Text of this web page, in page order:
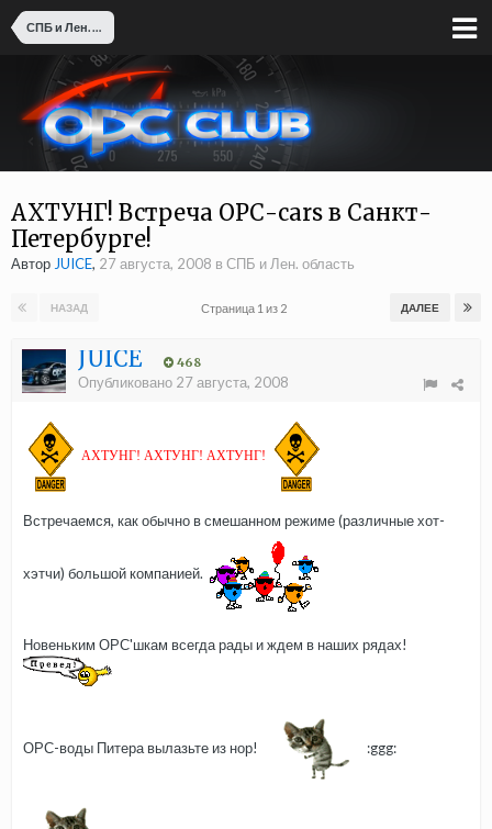
СПБ и Лен. область
АХТУНГ! Встреча ОРС-cars в Санкт-
Петербурге!
Автор JUICE, 27 августа, 2008 в СПБ и Лен. область
НАЗАД ДАЛЕЕ
Страница 1 из 2
JUICE 468
Опубликовано 27 августа, 2008
АХТУНГ! АХТУНГ! АХТУНГ!
Встречаемся, как обычно в смешанном режиме (различные хот-
хэтчи) большой компанией.
Новеньким ОРС'шкам всегда рады и ждем в наших рядах!
ОРС-воды Питера вылазьте из нор! :ggg: